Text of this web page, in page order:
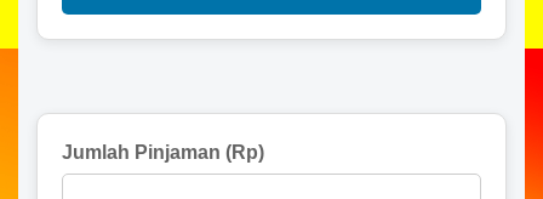
Jumlah Pinjaman (Rp)